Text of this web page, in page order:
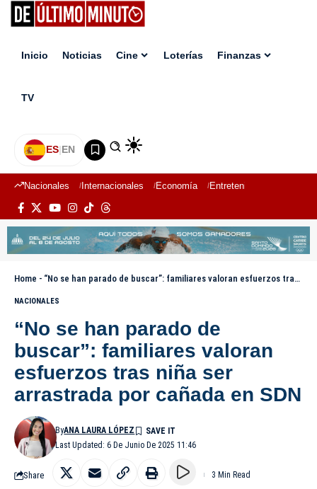
Inicio Noticias Cine Loterías Finanzas
TV
ES|EN
Nacionales Internacionales Economía Entretenimiento
Home - “No se han parado de buscar”: familiares valoran esfuerzos tras niña ser arrastrada por cañada en SDN
NACIONALES
“No se han parado de
buscar”: familiares valoran
esfuerzos tras niña ser
arrastrada por cañada en SDN
Last Updated: 6 De Junio De 2025 11:46
ByANA LAURA LÓPEZ
Share 3 Min Read